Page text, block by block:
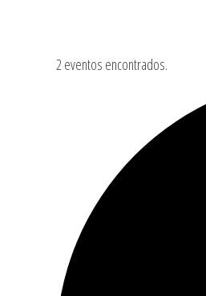
2 eventos encontrados.